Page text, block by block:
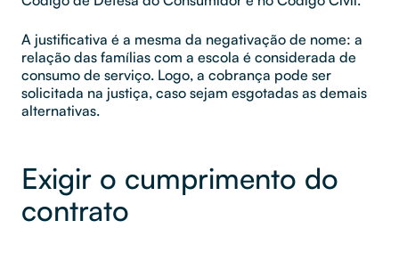
A justificativa é a mesma da negativação de nome: a
relação das famílias com a escola é considerada de
consumo de serviço. Logo, a cobrança pode ser
solicitada na justiça, caso sejam esgotadas as demais
alternativas.
Exigir o cumprimento do
contrato